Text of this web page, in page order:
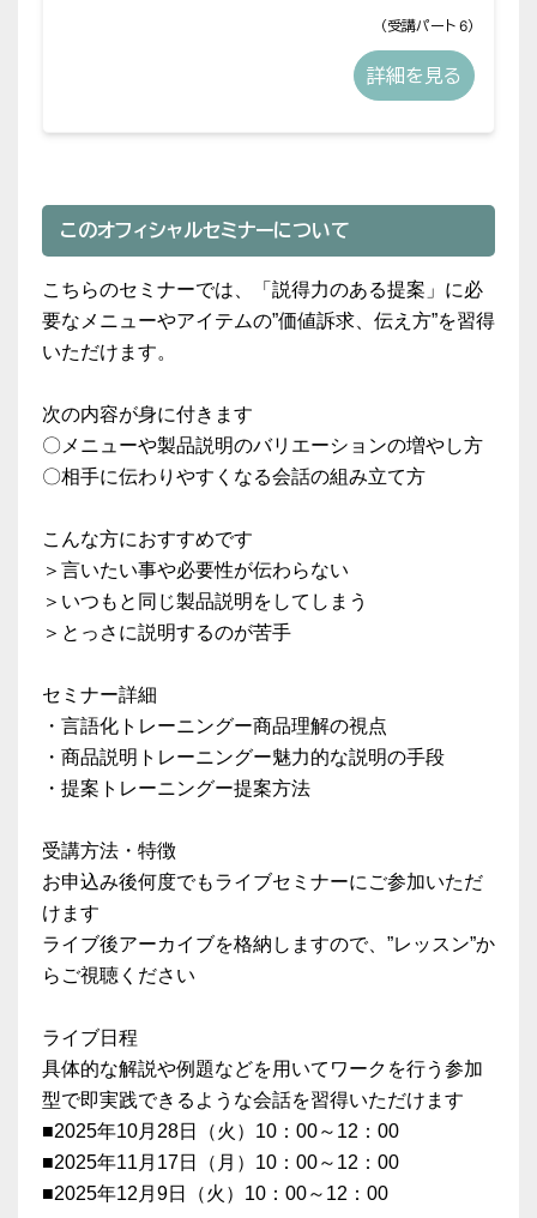
（受講パート 6）
詳細を見る
このオフィシャルセミナーについて
こちらのセミナーでは、「説得力のある提案」に必
要なメニューやアイテムの”価値訴求、伝え方”を習得
いただけます。
次の内容が身に付きます
〇メニューや製品説明のバリエーションの増やし方
〇相手に伝わりやすくなる会話の組み立て方
こんな方におすすめです
＞言いたい事や必要性が伝わらない
＞いつもと同じ製品説明をしてしまう
＞とっさに説明するのが苦手
セミナー詳細
・言語化トレーニングー商品理解の視点
・商品説明トレーニングー魅力的な説明の手段
・提案トレーニングー提案方法
受講方法・特徴
お申込み後何度でもライブセミナーにご参加いただ
けます
ライブ後アーカイブを格納しますので、”レッスン”か
らご視聴ください
ライブ日程
具体的な解説や例題などを用いてワークを行う参加
型で即実践できるような会話を習得いただけます
■2025年10月28日（火）10：00～12：00
■2025年11月17日（月）10：00～12：00
■2025年12月9日（火）10：00～12：00